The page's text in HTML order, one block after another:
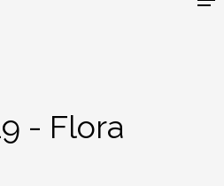
- Flora